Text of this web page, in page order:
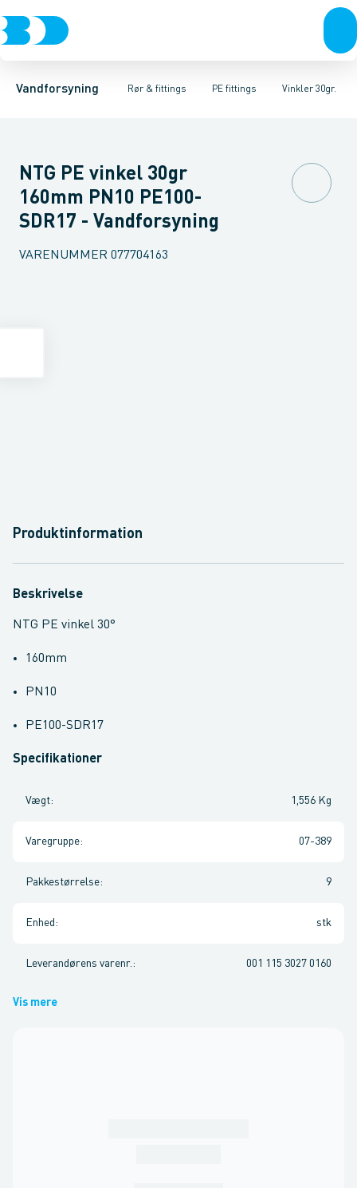
Vandforsyning Rør & fittings
Rør & fittingsKoblinger & anboringerMuffer, klemmer &
PE fittings
PE rørPE EL fittingsPE fittings Duktiljern fittingsVinkler 30gr.
Vinkler 90gr.Vinkler 60gr.Vinkler 45gr.Vinkler 30gr.Vinkler
NTG PE vinkel 30gr
160mm PN10 PE100-
SDR17 - Vandforsyning
VARENUMMER 077704163
Produktinformation
Beskrivelse
NTG PE vinkel 30°
160mm
PN10
PE100-SDR17
Specifikationer
Vægt: 1,556 Kg
Varegruppe: 07-389
Pakkestørrelse: 9
Enhed : stk
Leverandørens varenr. : 001 115 3027 0160
Vis mere